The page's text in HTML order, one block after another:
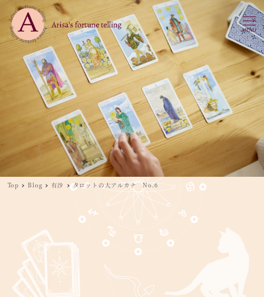
MENU
Top Blog 有沙 タロットの大アルカナ No.6